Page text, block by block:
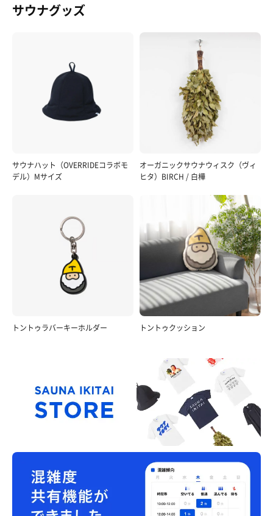
サウナグッズ
サウナハット（OVERRIDEコラボモ
デル）Mサイズ
オーガニックサウナウィスク（ヴィ
ヒタ）BIRCH / 白樺
トントゥラバーキーホルダー トントゥクッション